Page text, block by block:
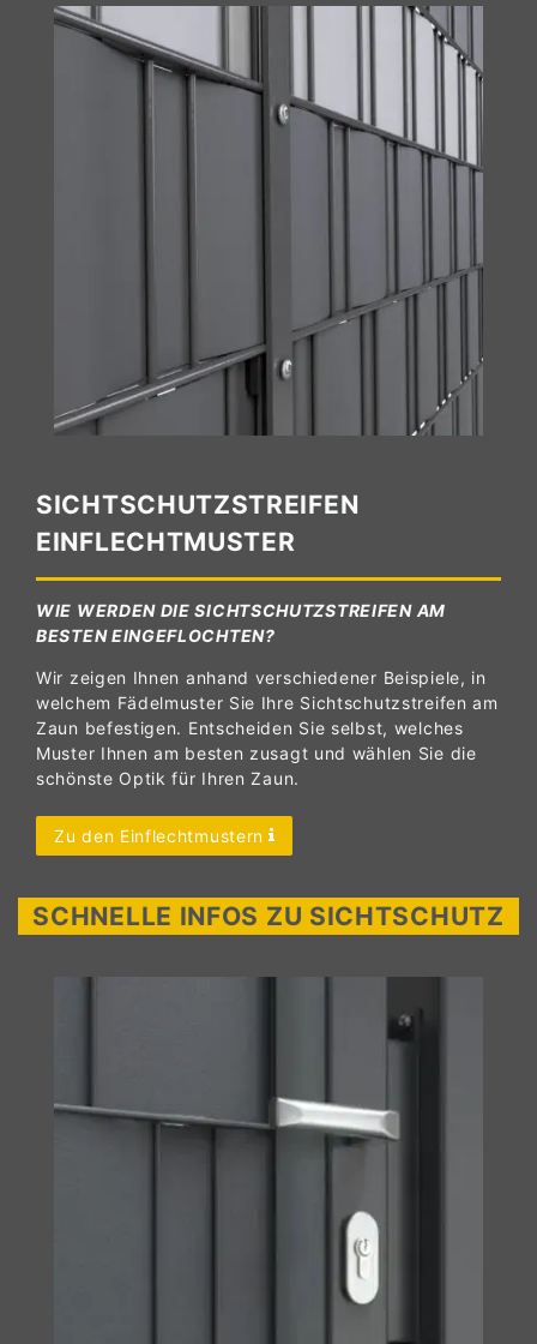
SICHTSCHUTZSTREIFEN
EINFLECHTMUSTER
WIE WERDEN DIE SICHTSCHUTZSTREIFEN AM
BESTEN EINGEFLOCHTEN?
Wir zeigen Ihnen anhand verschiedener Beispiele, in
welchem Fädelmuster Sie Ihre Sichtschutzstreifen am
Zaun befestigen. Entscheiden Sie selbst, welches
Muster Ihnen am besten zusagt und wählen Sie die
schönste Optik für Ihren Zaun.
Zu den Einflechtmustern
SCHNELLE INFOS ZU SICHTSCHUTZ